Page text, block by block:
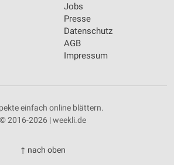
Jobs
Presse
Datenschutz
AGB
Impressum
einfach online blättern.
© 2016-2026 | weekli.de
↑ nach oben